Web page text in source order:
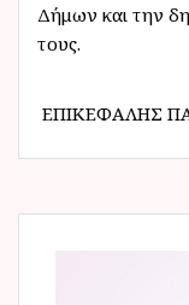
Δήμων και την
τους.
ΕΠΙΚΕΦΑΛΗΣ